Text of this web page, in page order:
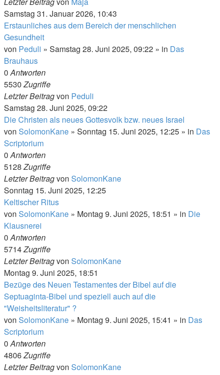
Samstag 31. Januar 2026, 10:43
Erstaunliches aus dem Bereich der menschlichen
Gesundheit
von Peduli » Samstag 28. Juni 2025, 09:22 » in Das
Brauhaus
0Antworten
5530Zugriffe
Letzter Beitragvon Peduli
Samstag 28. Juni 2025, 09:22
Die Christen als neues Gottesvolk bzw. neues Israel
von SolomonKane » Sonntag 15. Juni 2025, 12:25 » in Das
Scriptorium
0Antworten
5128Zugriffe
Letzter Beitragvon SolomonKane
Sonntag 15. Juni 2025, 12:25
Keltischer Ritus
von SolomonKane » Montag 9. Juni 2025, 18:51 » in Die
Klausnerei
0Antworten
5714Zugriffe
Letzter Beitragvon SolomonKane
Montag 9. Juni 2025, 18:51
Bezüge des Neuen Testamentes der Bibel auf die
Septuaginta-Bibel und speziell auch auf die
"Weisheitsliteratur" ?
von SolomonKane » Montag 9. Juni 2025, 15:41 » in Das
Scriptorium
0Antworten
4806Zugriffe
Letzter Beitragvon SolomonKane